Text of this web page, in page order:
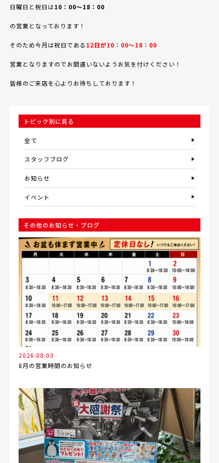
日曜日と祝日は10：00～18：00
の営業となっております！
そのため今月は祝日である 12日が10：00～18：00
営業となりますのでお間違いないようお気を付けください！
皆様のご来店を心よりお待ちしております！
トピック別に見る
全て
スタッフブログ
お知らせ
イベント
その他のお知らせ・ブログ
2026.08.03
8月の営業時間のお知らせ